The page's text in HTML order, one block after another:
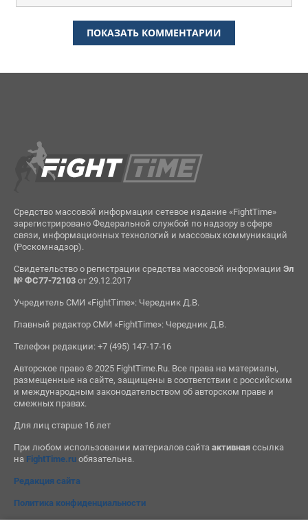
ПОКАЗАТЬ КОММЕНТАРИИ
Средство массовой информации сетевое издание «FightTime»
зарегистрировано Федеральной службой по надзору в сфере
связи, информационных технологий и массовых коммуникаций
(Роскомнадзор).
Свидетельство о регистрации средства массовой информации Эл
№ ФС77-72103от 29.12.2017
Учредитель СМИ «FightTime»: Чередник Д.В.
Главный редактор СМИ «FightTime»: Чередник Д.В.
Телефон редакции: +7 (495) 147-17-16
Авторское право © 2025 FightTime.Ru. Все права на материалы,
размещенные на сайте, защищены в соответствии с российским
и международным законодательством об авторском праве и
смежных правах.
Для лиц старше 16 лет
При любом использовании материалов сайта активнаяссылка
на FightTime.ruобязательна.
Редакция сайта
Политика конфиденциальности